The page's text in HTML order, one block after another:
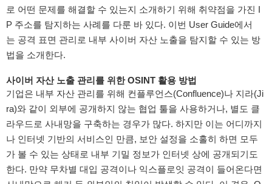
로 어떤 문제를 해결할 수 있는지 소개하기 위해 취약점을 가진 I
P 주소를 탐지하는 사례를 다룬 바 있다. 이번 User Guide에서
는 공격 표면 관리로 내부 사이버 자산 노출을 탐지할 수 있는 방
법을 소개한다.
사이버 자산 노출 관리를 위한 OSINT 활용 방법
기업은 내부 자산 관리를 위해 컨플루언스(Confluence)나 지라(Ji
ra)와 같이 외부에 공개하지 않는 협업 툴을 사용하거나, 별도 클
라우드로 사내망을 구축하는 경우가 많다. 하지만 이는 어디까지
나 인터넷 기반의 서비스인 만큼, 보안 설정을 소홀히 하면 모두
가 볼 수 있는 상태로 내부 기밀 정보가 인터넷 상에 공개되기도
한다. 만약 무차별 대입 공격이나 익스플로잇 공격이 들어온다면